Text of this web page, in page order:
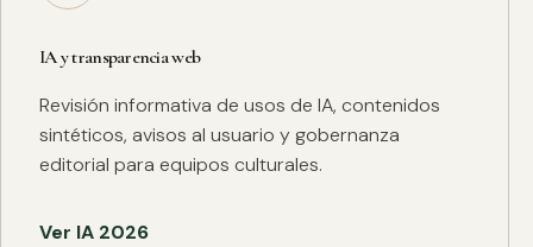
IA y transparencia web
Revisión informativa de usos de IA, contenidos
sintéticos, avisos al usuario y gobernanza
editorial para equipos culturales.
Ver IA 2026